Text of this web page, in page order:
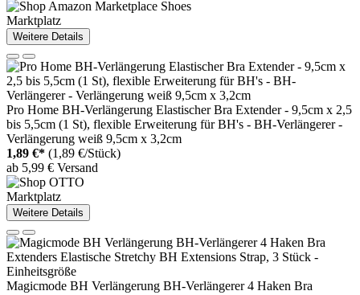
Marktplatz
Weitere Details
Pro Home BH-Verlängerung Elastischer Bra Extender - 9,5cm x 2,5
bis 5,5cm (1 St), flexible Erweiterung für BH's - BH-Verlängerer -
Verlängerung weiß 9,5cm x 3,2cm
1,89 €* (1,89 €/Stück)
ab 5,99 € Versand
Marktplatz
Weitere Details
Magicmode BH Verlängerung BH-Verlängerer 4 Haken Bra